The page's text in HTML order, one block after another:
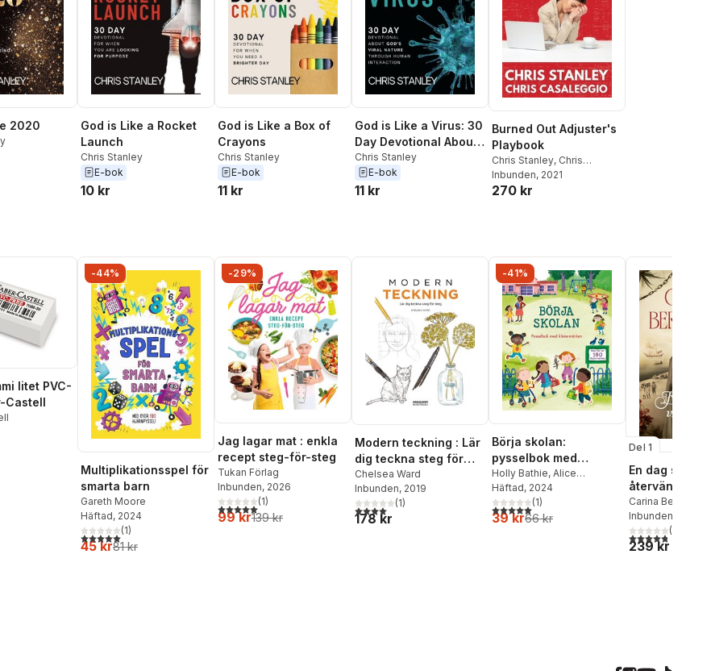
2020
God is Like a Rocket
Launch
Chris Stanley
E-bok
10 kr
God is Like a Box of
Crayons
Chris Stanley
E-bok
11 kr
God is Like a Virus: 30
Day Devotional About
God's Viral Nature
Through Human
Interaction
Chris Stanley
E-bok
11 kr
Burned Out Adjuster's
Playbook
Chris Stanley, Chris
Casaleggio
Inbunden, 2021
270 kr
litet PVC-
Castell
Totalt antal röster:
-44%
Multiplikationsspel för
smarta barn
Gareth Moore
Häftad, 2024
5,0utav 5 stjärnor. Totalt antal röster:
(1)
45 kr81 kr
-29%
Jag lagar mat : enkla
recept steg-för-steg
Tukan Förlag
Inbunden, 2026
5,0utav 5 stjärnor. Totalt antal röster:
(1)
99 kr139 kr
Modern teckning : Lär
dig teckna steg för
steg
Chelsea Ward
Inbunden, 2019
4,0utav 5 stjärnor. Totalt antal röster:
(1)
178 kr
-41%
Börja skolan:
pysselbok med
klistermärken
Holly Bathie, Alice
Beecham
Häftad, 2024
5,0utav 5 stjärnor. Totalt antal röster:
(1)
39 kr66 kr
Del 1
En dag ska vi
återvända
Carina Bergfeldt
Inbunden
4,8utav 5(
239 kr